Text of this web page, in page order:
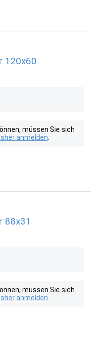
120x60
müssen Sie sich
anmelden
88x31
müssen Sie sich
anmelden